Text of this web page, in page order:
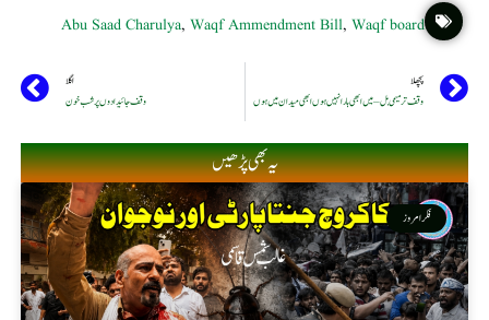
Abu Saad Charulya,Waqf Ammendment Bill,Waqf board
پچھلا
وقف ترمیمی بل – میں ابھی ہارا نہیں ہوں ابھی میدان میں ہوں
اگلا
وقف جائیدادوں پر شب خون
یہ بھی پڑھیں
فکر امروز